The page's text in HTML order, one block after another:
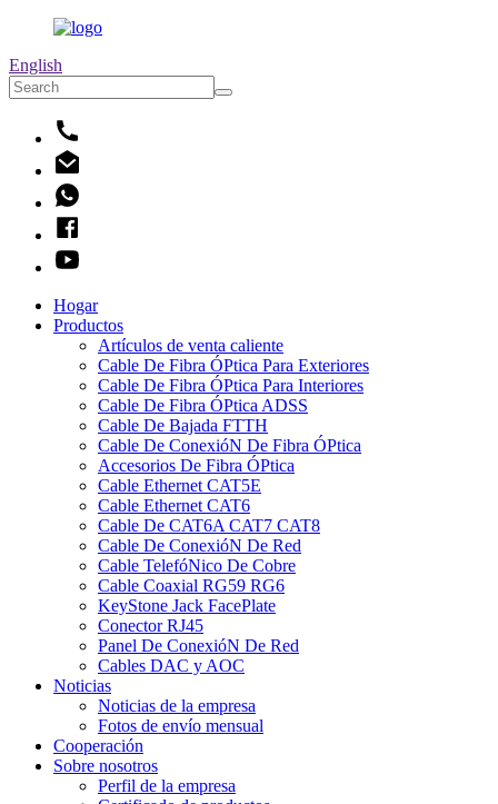
English
Hogar
Productos
Artículos de venta caliente
Cable De Fibra ÓPtica Para Exteriores
Cable De Fibra ÓPtica Para Interiores
Cable De Fibra ÓPtica ADSS
Cable De Bajada FTTH
Cable De ConexióN De Fibra ÓPtica
Accesorios De Fibra ÓPtica
Cable Ethernet CAT5E
Cable Ethernet CAT6
Cable De CAT6A CAT7 CAT8
Cable De ConexióN De Red
Cable TelefóNico De Cobre
Cable Coaxial RG59 RG6
KeyStone Jack FacePlate
Conector RJ45
Panel De ConexióN De Red
Cables DAC y AOC
Noticias
Noticias de la empresa
Fotos de envío mensual
Cooperación
Sobre nosotros
Perfil de la empresa